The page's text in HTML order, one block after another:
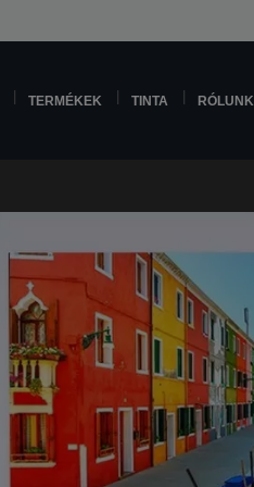
TERMÉKEK TINTA RÓLUNK